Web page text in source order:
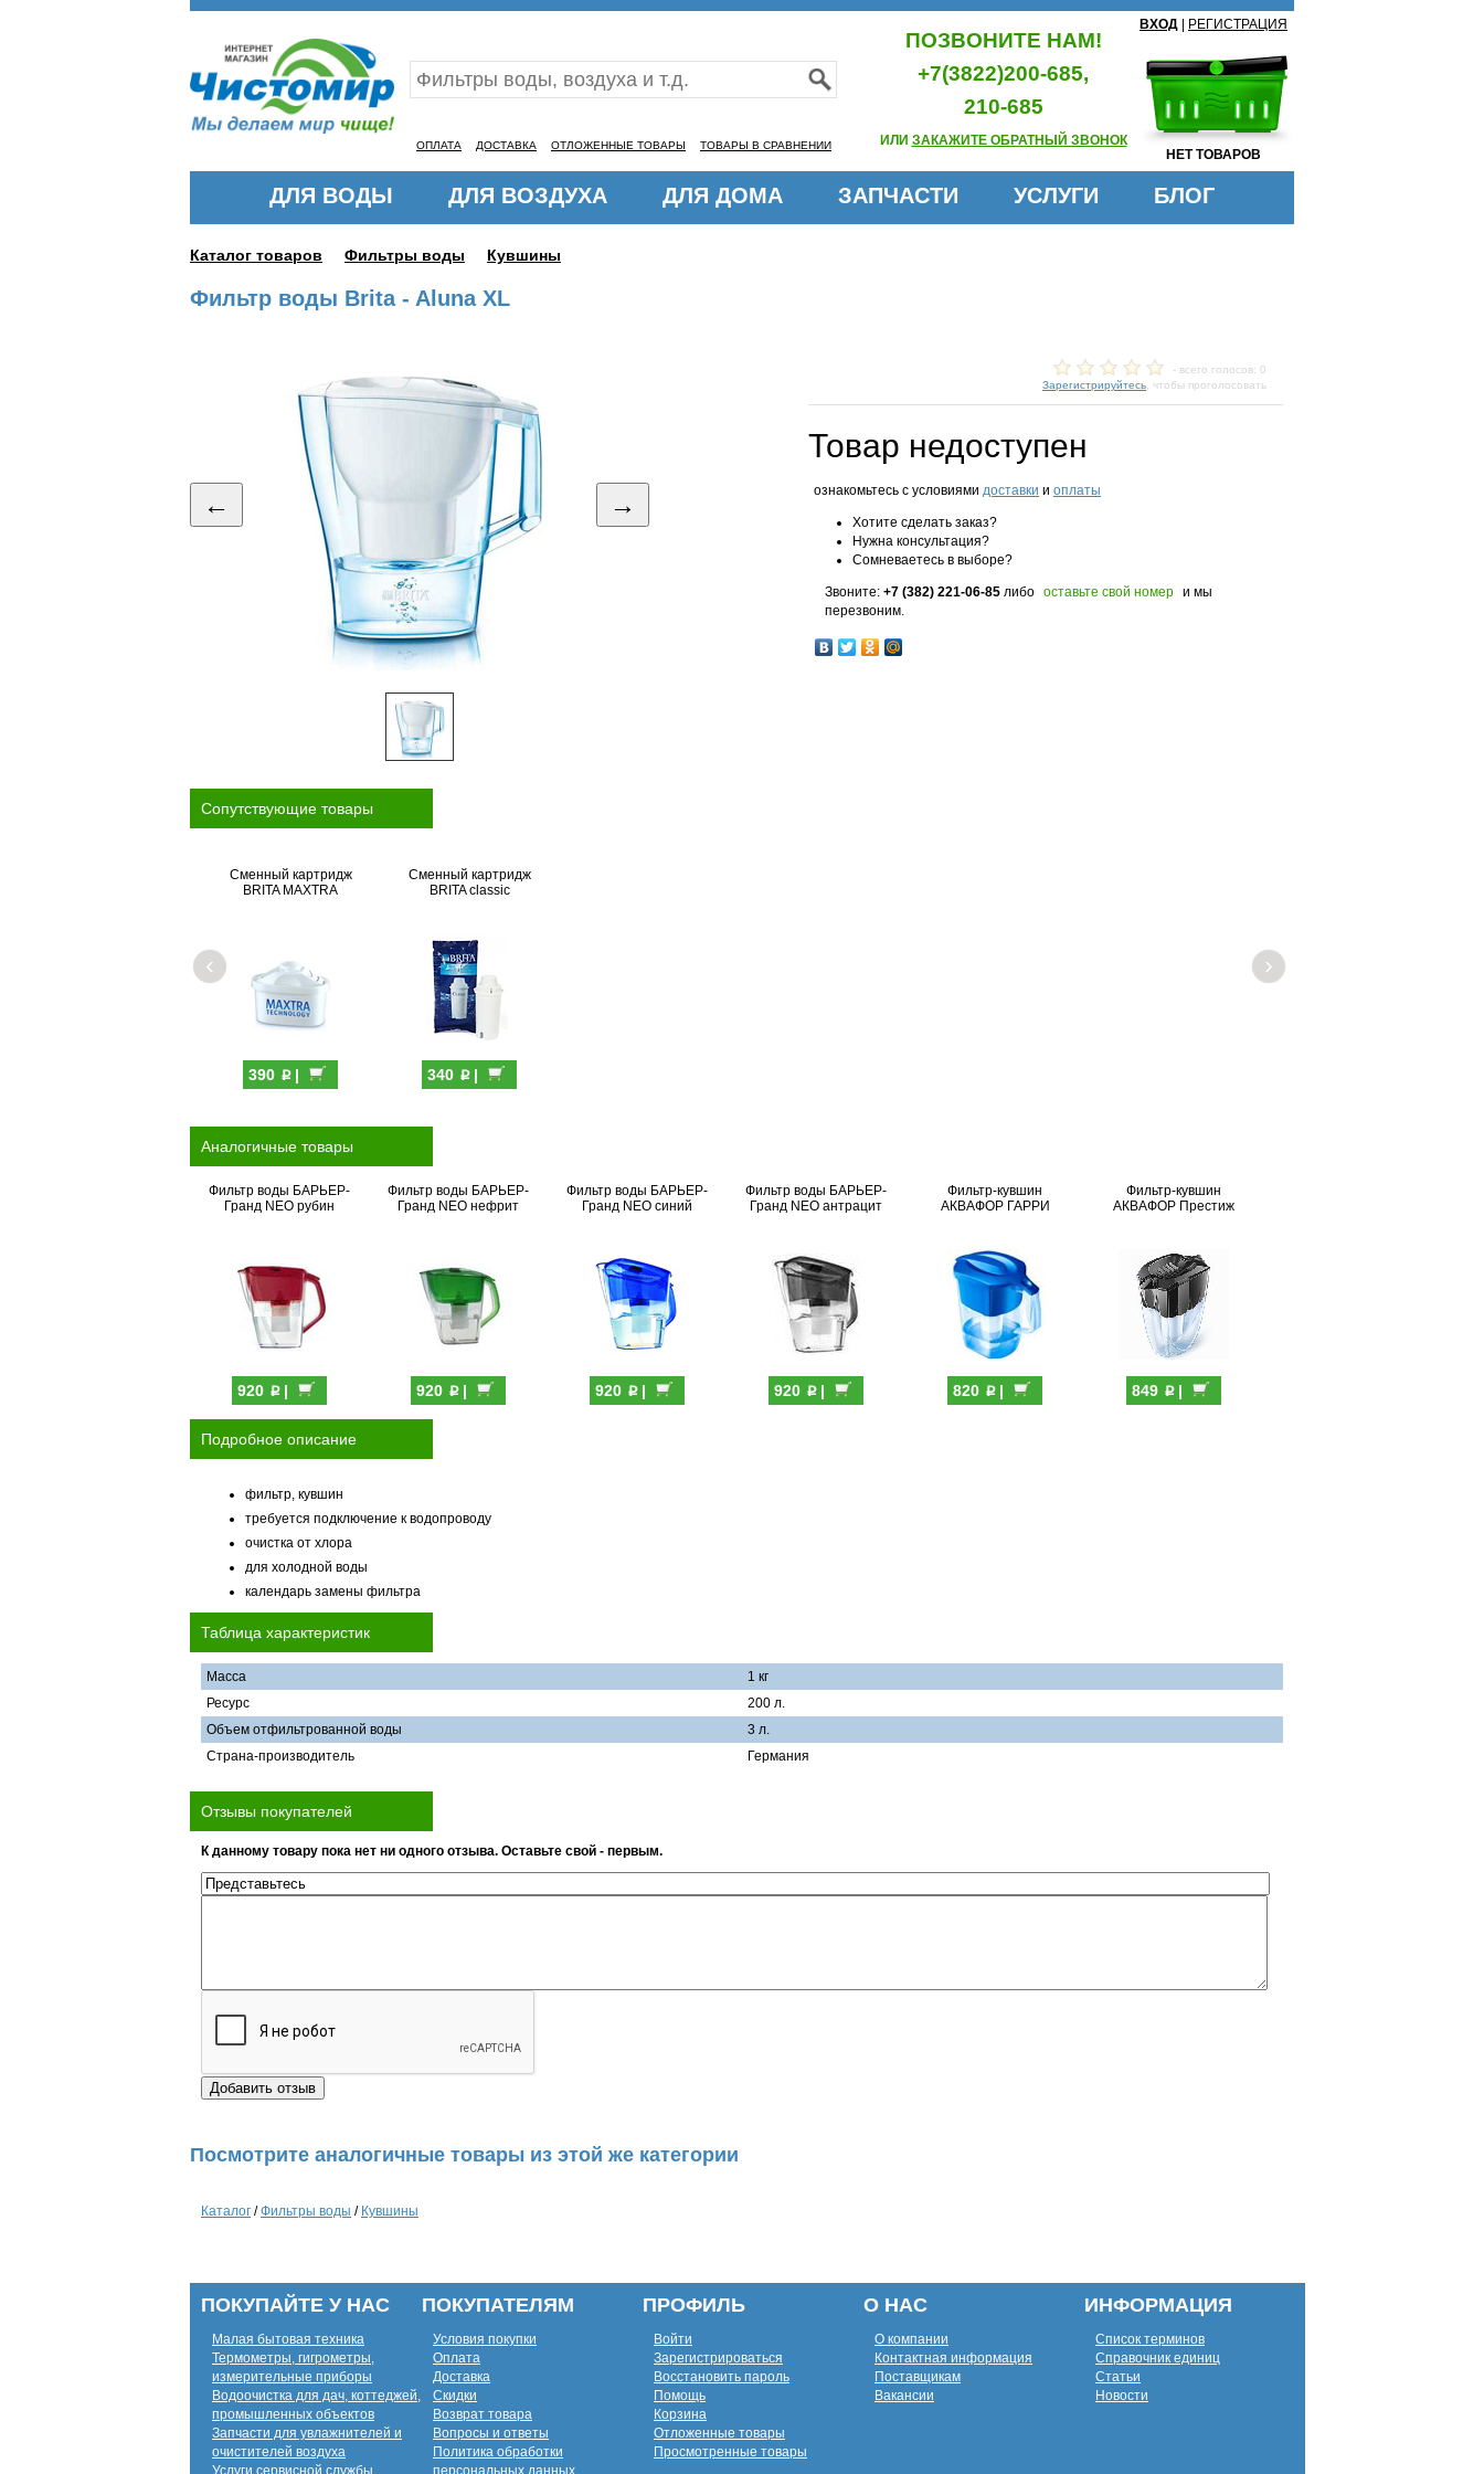
ОПЛАТА ДОСТАВКА ОТЛОЖЕННЫЕ ТОВАРЫ ТОВАРЫ В СРАВНЕНИИ
ПОЗВОНИТЕ НАМ!
+7(3822)200-685,
210-685
ИЛИ ЗАКАЖИТЕ ОБРАТНЫЙ ЗВОНОК
ВХОД РЕГИСТРАЦИЯ
НЕТ ТОВАРОВ
ДЛЯ ВОДЫ ДЛЯ ВОЗДУХА ДЛЯ ДОМА ЗАПЧАСТИ УСЛУГИ БЛОГ
Каталог товаров Фильтры воды Кувшины
Фильтр воды Brita - Aluna XL
← →
- всего голосов: 0
Зарегистрируйтесь , чтобы проголосовать
Товар недоступен
ознакомьтесь с условиями доставки и оплаты
Хотите сделать заказ?
Нужна консультация?
Сомневаетесь в выборе?
Звоните: +7 (382) 221-06-85 либо оставьте свой номер и мы
перезвоним.
Cопутствующие товары
Сменный картридж
BRITA MAXTRA
390 p|
Сменный картридж
BRITA classic
340 p|
‹ ›
Аналогичные товары
Фильтр воды БАРЬЕР-
Гранд NEO рубин
920 p|
Фильтр воды БАРЬЕР-
Гранд NEO нефрит
920 p|
Фильтр воды БАРЬЕР-
Гранд NEO синий
920 p|
Фильтр воды БАРЬЕР-
Гранд NEO антрацит
920 p|
Фильтр-кувшин
АКВАФОР ГАРРИ
820 p|
Фильтр-кувшин
АКВАФОР Престиж
849 p|
Подробное описание
фильтр, кувшин
требуется подключение к водопроводу
очистка от хлора
для холодной воды
календарь замены фильтра
Таблица характеристик
Масса
1 кг
Ресурс
200 л.
Объем отфильтрованной воды
3 л.
Страна-производитель
Германия
Отзывы покупателей
К данному товару пока нет ни одного отзыва. Оставьте свой - первым.
Посмотрите аналогичные товары из этой же категории
Каталог /Фильтры воды / Кувшины
ПОКУПАЙТЕ У НАС
Малая бытовая техника
Термометры, гигрометры,
измерительные приборы
Водоочистка для дач, коттеджей,
промышленных объектов
Запчасти для увлажнителей и
очистителей воздуха
Услуги сервисной службы
ПОКУПАТЕЛЯМ
Условия покупки
Оплата
Доставка
Скидки
Возврат товара
Вопросы и ответы
Политика обработки
персональных данных
ПРОФИЛЬ
Войти
Зарегистрироваться
Восстановить пароль
Помощь
Корзина
Отложенные товары
Просмотренные товары
О НАС
О компании
Контактная информация
Поставщикам
Вакансии
ИНФОРМАЦИЯ
Список терминов
Справочник единиц
Статьи
Новости